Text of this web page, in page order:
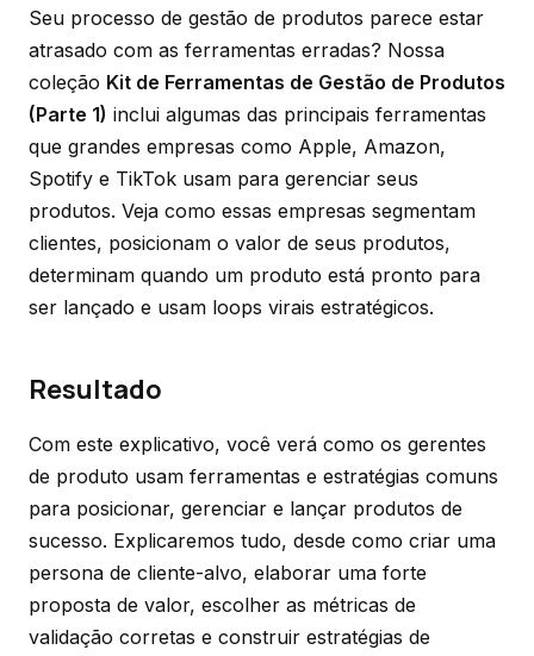
Seu processo de gestão de produtos parece estar
atrasado com as ferramentas erradas? Nossa
coleção Kit de Ferramentas de Gestão de Produtos
(Parte 1) inclui algumas das principais ferramentas
que grandes empresas como Apple, Amazon,
Spotify e TikTok usam para gerenciar seus
produtos. Veja como essas empresas segmentam
clientes, posicionam o valor de seus produtos,
determinam quando um produto está pronto para
ser lançado e usam loops virais estratégicos.
Resultado
Com este explicativo, você verá como os gerentes
de produto usam ferramentas e estratégias comuns
para posicionar, gerenciar e lançar produtos de
sucesso. Explicaremos tudo, desde como criar uma
persona de cliente-alvo, elaborar uma forte
proposta de valor, escolher as métricas de
validação corretas e construir estratégias de